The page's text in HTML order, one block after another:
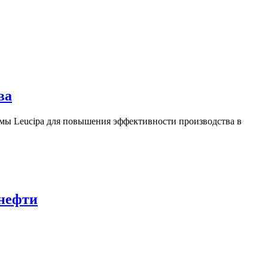
Leucipa для повышения эффективности производства в